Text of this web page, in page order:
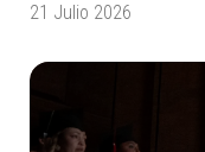
21 Julio 2026